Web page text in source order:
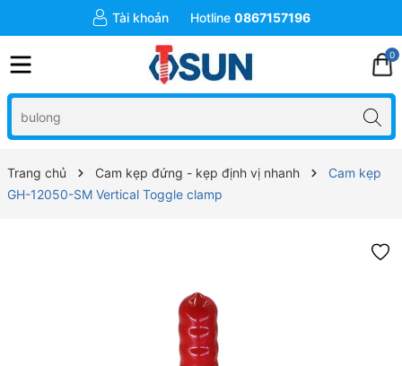
Tài khoản Hotline 0867157196
0
Trang chủ Cam kẹp đứng - kẹp định vị nhanh
Cam kẹp
GH-12050-SM Vertical Toggle clamp